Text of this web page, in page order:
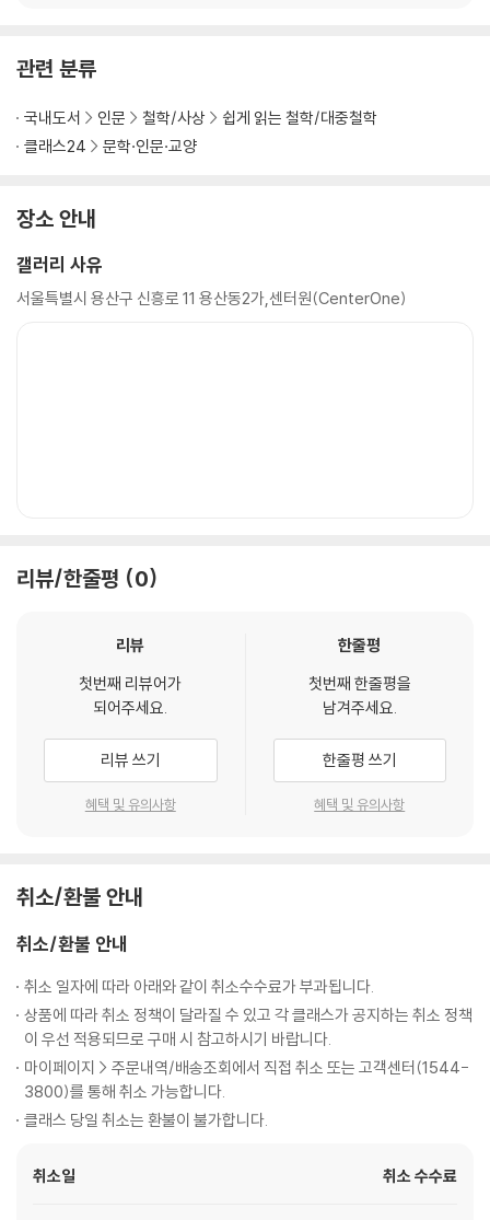
관련 분류
국내도서 인문 철학/사상
쉽게 읽는 철학/대중철학
클래스24
문학·인문·교양
장소 안내
갤러리 사유
서울특별시 용산구 신흥로 11 용산동2가,센터원(CenterOne)
리뷰/한줄평 0
리뷰
첫번째 리뷰어가
되어주세요.
리뷰 쓰기
혜택 및 유의사항
한줄평
첫번째 한줄평을
남겨주세요.
한줄평 쓰기
혜택 및 유의사항
취소/환불 안내
취소/환불 안내
취소 일자에 따라 아래와 같이 취소수수료가 부과됩니다.
상품에 따라 취소 정책이 달라질 수 있고 각 클래스가 공지하는 취소 정책
이 우선 적용되므로 구매 시 참고하시기 바랍니다.
마이페이지 > 주문내역/배송조회에서 직접 취소 또는 고객센터(1544-
3800)를 통해 취소 가능합니다.
클래스 당일 취소는 환불이 불가합니다.
취소일 취소 수수료